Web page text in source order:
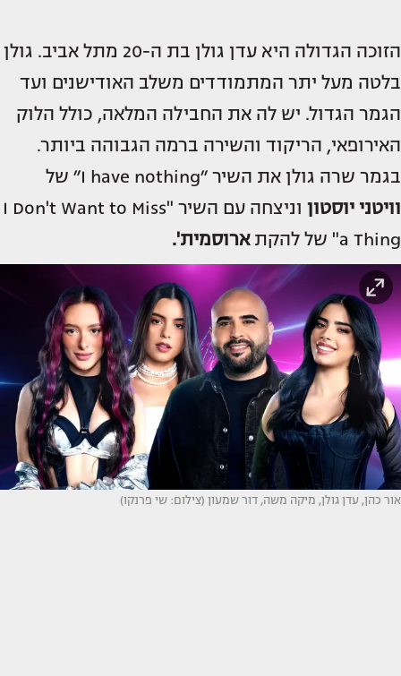
הזוכה הגדולה היא עדן גולן בת ה-20 מתל אביב. גולן
בלטה מעל יתר המתמודדים משלב האודישנים ועד
הגמר הגדול. יש לה את החבילה המלאה, כולל הלוק
האירופאי, הריקוד והשירה ברמה הגבוהה ביותר.
בגמר שרה גולן את השיר ״I have nothing״ של
וויטני יוסטון
וניצחה עם השיר "I Don't Want to Miss
a Thing" של להקת
ארוסמית'.
אור כהן, עדן גולן, מיקה משה, דור שמעון (צילום: שי פרנקו)